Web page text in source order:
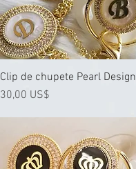
Vista rápida
Clip de chupete Pearl Design
Precio
30,00 US$